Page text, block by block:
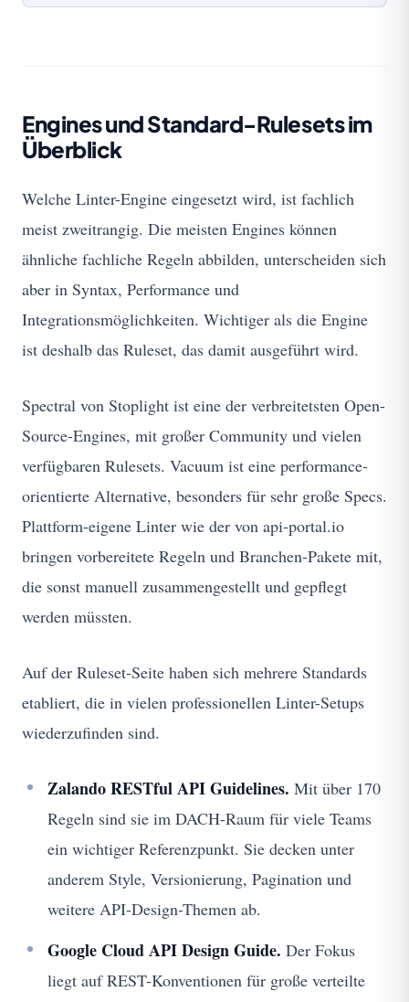
Engines und Standard-Rulesets im
Überblick
Welche Linter-Engine eingesetzt wird, ist fachlich
meist zweitrangig. Die meisten Engines können
ähnliche fachliche Regeln abbilden, unterscheiden sich
aber in Syntax, Performance und
Integrationsmöglichkeiten. Wichtiger als die Engine
ist deshalb das Ruleset, das damit ausgeführt wird.
Spectral von Stoplight ist eine der verbreitetsten Open-
Source-Engines, mit großer Community und vielen
verfügbaren Rulesets. Vacuum ist eine performance-
orientierte Alternative, besonders für sehr große Specs.
Plattform-eigene Linter wie der von api-portal.io
bringen vorbereitete Regeln und Branchen-Pakete mit,
die sonst manuell zusammengestellt und gepflegt
werden müssten.
Auf der Ruleset-Seite haben sich mehrere Standards
etabliert, die in vielen professionellen Linter-Setups
wiederzufinden sind.
Zalando RESTful API Guidelines. Mit über 170
Regeln sind sie im DACH-Raum für viele Teams
ein wichtiger Referenzpunkt. Sie decken unter
anderem Style, Versionierung, Pagination und
weitere API-Design-Themen ab.
Google Cloud API Design Guide. Der Fokus
liegt auf REST-Konventionen für große verteilte